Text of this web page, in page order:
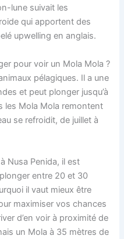
lune suivait les
qui apportent des
upwelling en anglais.
pour voir un Mola Mola ?
pélagiques. Il a une
et peut plonger jusqu’à
les Mola Mola remontent
se refroidit, de juillet à
Nusa Penida, il est
entre 20 et 30
il vaut mieux être
maximiser vos chances
d’en voir à proximité de
un Mola à 35 mètres de